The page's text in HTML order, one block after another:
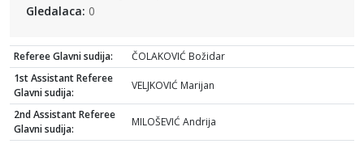
Gledalaca: 0
Referee Glavni sudija:
ČOLAKOVIĆ Božidar
1st Assistant Referee
Glavni sudija:
VELJKOVIĆ Marijan
2nd Assistant Referee
Glavni sudija:
MILOŠEVIĆ Andrija